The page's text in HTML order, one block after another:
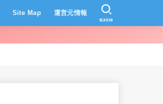
Site Map 運営元情報
SEARCH